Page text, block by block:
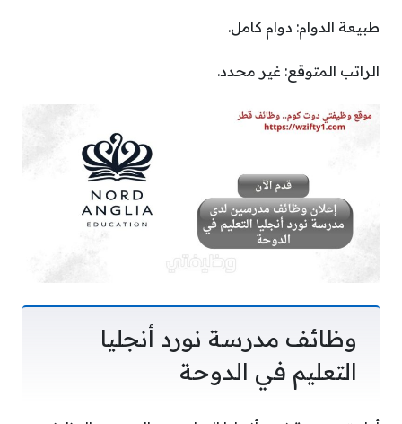
طبيعة الدوام: دوام كامل.
الراتب المتوقع: غير محدد.
وظائف مدرسة نورد أنجليا
التعليم في الدوحة